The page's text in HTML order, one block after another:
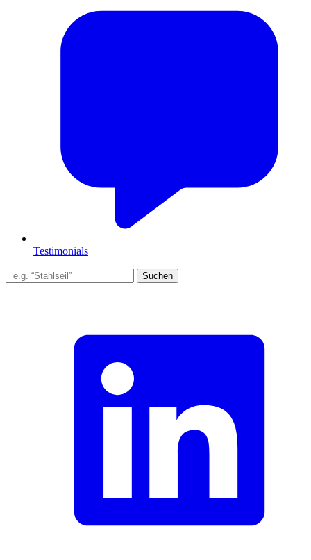
Testimonials
Suchen